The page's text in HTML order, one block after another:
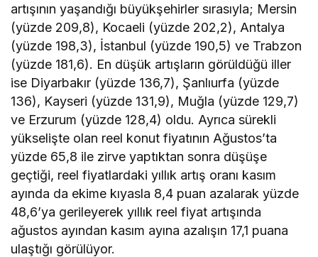
artışının yaşandığı büyükşehirler sırasıyla; Mersin
(yüzde 209,8), Kocaeli (yüzde 202,2), Antalya
(yüzde 198,3), İstanbul (yüzde 190,5) ve Trabzon
(yüzde 181,6). En düşük artışların görüldüğü iller
ise Diyarbakır (yüzde 136,7), Şanlıurfa (yüzde
136), Kayseri (yüzde 131,9), Muğla (yüzde 129,7)
ve Erzurum (yüzde 128,4) oldu. Ayrıca sürekli
yükselişte olan reel konut fiyatının Ağustos’ta
yüzde 65,8 ile zirve yaptıktan sonra düşüşe
geçtiği, reel fiyatlardaki yıllık artış oranı kasım
ayında da ekime kıyasla 8,4 puan azalarak yüzde
48,6’ya gerileyerek yıllık reel fiyat artışında
ağustos ayından kasım ayına azalışın 17,1 puana
ulaştığı görülüyor.